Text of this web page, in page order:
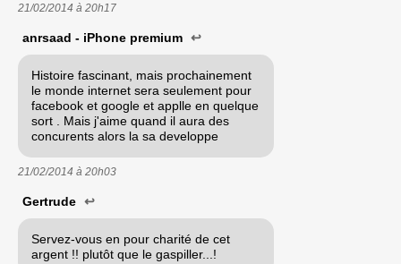
21/02/2014 à 20h17
anrsaad - iPhone premium ↩
Histoire fascinant, mais prochainement
le monde internet sera seulement pour
facebook et google et applle en quelque
sort . Mais j'aime quand il aura des
concurents alors la sa developpe
21/02/2014 à 20h03
Gertrude ↩
Servez-vous en pour charité de cet
argent !! plutôt que le gaspiller...!